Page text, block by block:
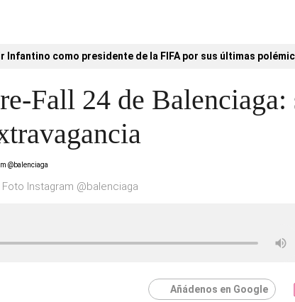
Infantino como presidente de la FIFA por sus últimas
Fall 24 de
Instagram @balenciaga
Añádenos en Google